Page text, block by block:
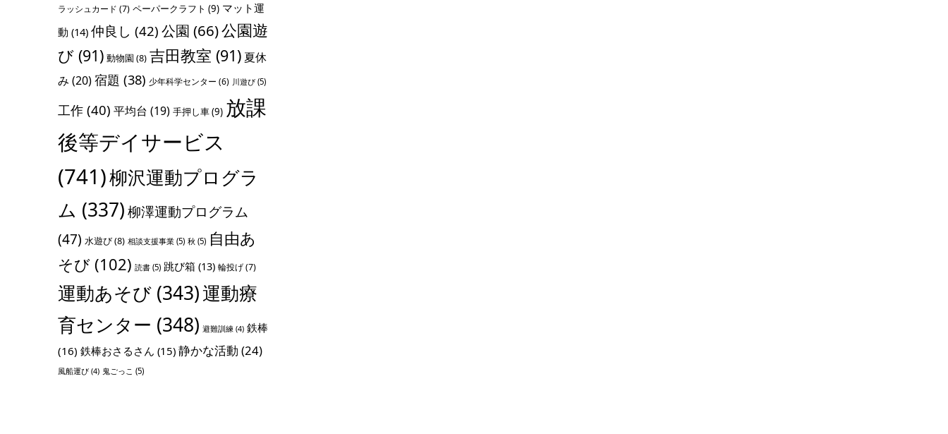
ラッシュカード (7) ペーパークラフト (9) マット運
動 (14) 仲良し (42) 公園 (66)公園遊
び (91) 動物園 (8) 吉田教室 (91) 夏休
み (20)宿題 (38) 少年科学センター (6) 川遊び (5)
工作 (40) 平均台 (19) 手押し車(9) 放課
後等デイサービス
(741)柳沢運動プログラ
ム (337)柳澤運動プログラム
(47) 水遊び(8) 相談支援事業 (5) 秋 (5) 自由あ
そび (102) 読書 (5) 跳び箱 (13) 輪投げ(7)
運動あそび (343)運動療
育センター (348) 避難訓練 (4) 鉄棒
(16) 鉄棒おさるさん (15) 静かな活動 (24)
風船運び (4) 鬼ごっこ (5)